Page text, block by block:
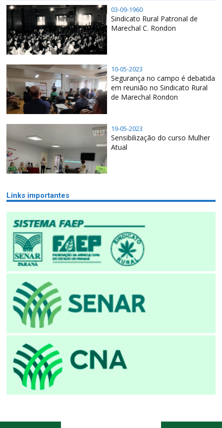
03-09-1960
Sindicato Rural Patronal de
Marechal C. Rondon
10-05-2023
Segurança no campo é debatida
em reunião no Sindicato Rural
de Marechal Rondon
19-05-2023
Sensibilização do curso Mulher
Atual
Links importantes